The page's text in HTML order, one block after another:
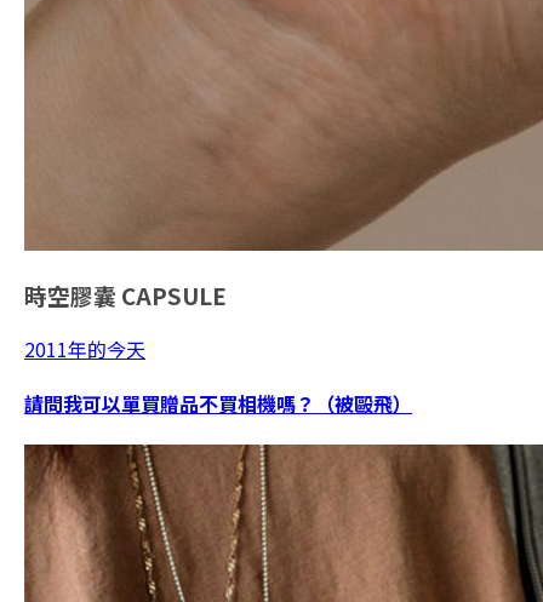
時空膠囊 CAPSULE
2011年的今天
請問我可以單買贈品不買相機嗎？（被毆飛）